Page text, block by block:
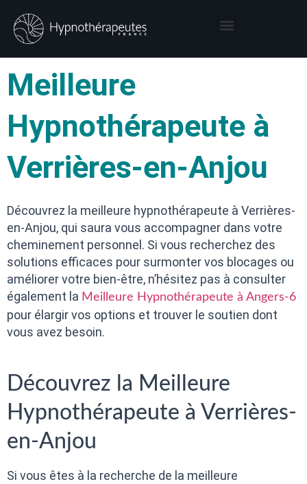
Meilleure
Hypnothérapeute à
Verrières-en-Anjou
Découvrez la meilleure hypnothérapeute à Verrières-
en-Anjou, qui saura vous accompagner dans votre
cheminement personnel. Si vous recherchez des
solutions efficaces pour surmonter vos blocages ou
améliorer votre bien-être, n’hésitez pas à consulter
également la Meilleure Hypnothérapeute à Angers-6
pour élargir vos options et trouver le soutien dont
vous avez besoin.
Découvrez la Meilleure
Hypnothérapeute à Verrières-
en-Anjou
Si vous êtes à la recherche de la meilleure